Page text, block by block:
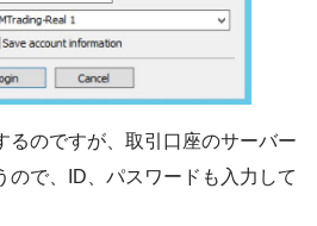
るのですが、取引口座のサーバー
ので、ID、パスワードも入力して